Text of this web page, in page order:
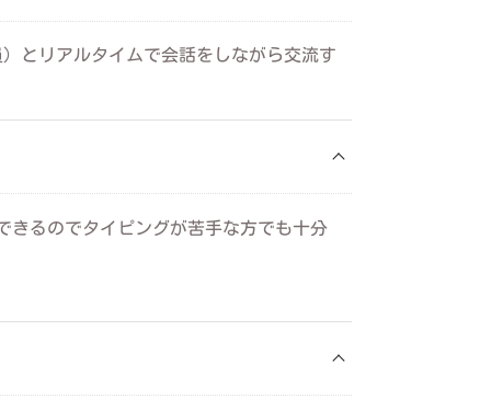
とリアルタイムで会話をしながら交流す
きるのでタイピングが苦手な方でも十分